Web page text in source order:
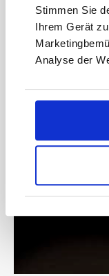
Stimmen Sie
Ihrem Gerät
Analyse der
Bitte geben
Mit der